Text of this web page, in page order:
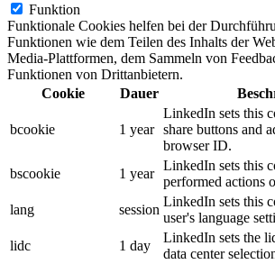
Funktion
Funktionale Cookies helfen bei der
Funktionen wie dem Teilen des Inhalts der
Media-Plattformen, dem Sammeln von
Funktionen von Drittanbietern.
Cookie
Dauer
bcookie 1 year
LinkedIn sets this
share buttons and
browser ID.
bscookie
1 year
LinkedIn sets this
performed actions
lang
session
LinkedIn sets this
user's language
lidc
1 day
LinkedIn sets the
data center